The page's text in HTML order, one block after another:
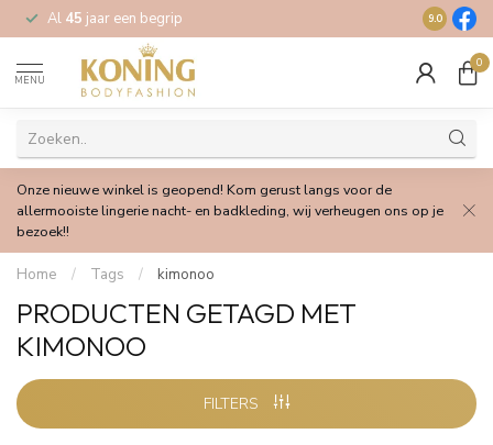
Al 45 jaar een begrip Gratis
9.0
MENU
0
Onze nieuwe winkel is geopend! Kom gerust langs voor de
allermooiste lingerie nacht- en badkleding, wij verheugen ons op je
bezoek!!
Home / Tags / kimonoo
PRODUCTEN GETAGD MET
KIMONOO
FILTERS